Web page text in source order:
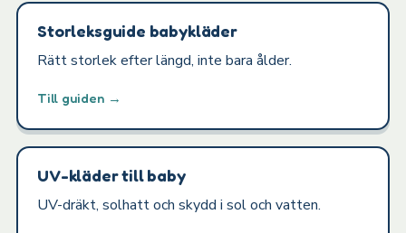
Storleksguide babykläder
Rätt storlek efter längd, inte bara ålder.
Till guiden →
UV-kläder till baby
UV-dräkt, solhatt och skydd i sol och vatten.